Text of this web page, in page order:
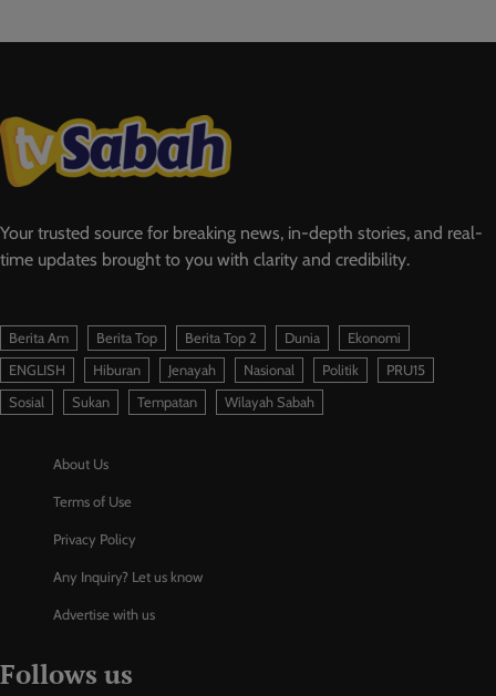
Your trusted source for breaking news, in-depth stories, and real-
time updates brought to you with clarity and credibility.
Berita Am Berita Top Berita Top 2 Dunia
Ekonomi
ENGLISH
Hiburan Jenayah Nasional Politik
PRU15
Sosial
Sukan Tempatan Wilayah Sabah
About Us
Terms of Use
Privacy Policy
Any Inquiry? Let us know
Advertise with us
Follows us